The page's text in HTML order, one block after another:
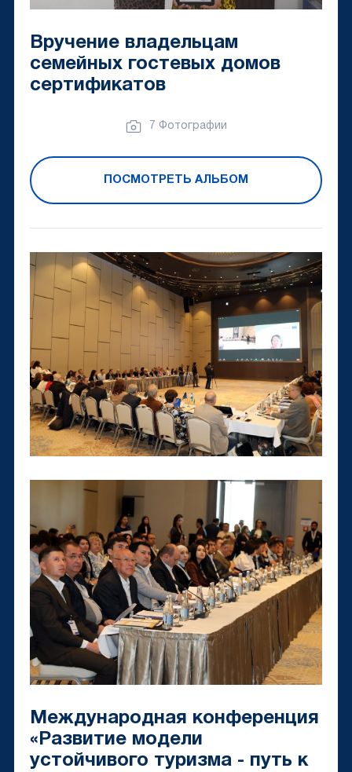
Вручение владельцам
семейных гостевых домов
сертификатов
ПОСМОТРЕТЬ АЛЬБОМ
7 Фотографии
Международная конференция
«Развитие модели
устойчивого туризма - путь к